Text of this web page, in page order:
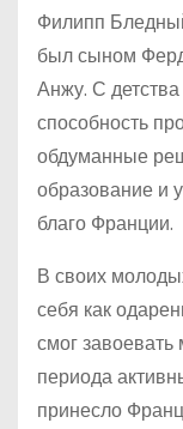
Филипп
был сыном
Анжу. С
способность
обдуманные
образование и
благо Франции.
В своих
себя как
смог
периода
принесло